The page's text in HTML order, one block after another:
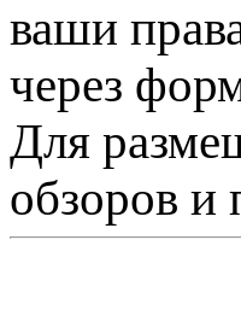
ваши
через
Для
обзоров и